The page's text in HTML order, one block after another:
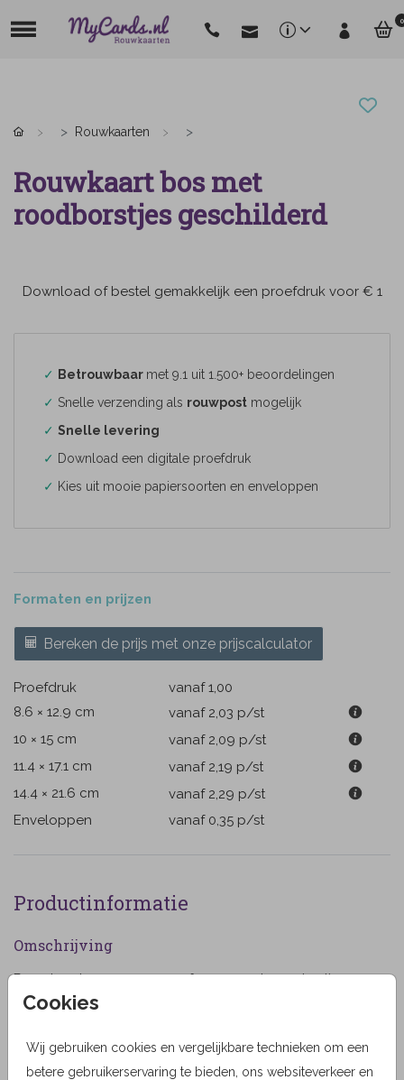
0
Cookies
Wij gebruiken cookies en vergelijkbare technieken om een
betere gebruikerservaring te bieden, ons websiteverkeer en
Rouwkaarten
Rouwkaart bos met
roodborstjes geschilderd
Download of bestel gemakkelijk een proefdruk voor € 1
✓ Betrouwbaar met 9.1 uit 1.500+ beoordelingen
✓ Snelle verzending als rouwpost mogelijk
✓ Snelle levering
✓ Download een digitale proefdruk
✓ Kies uit mooie papiersoorten en enveloppen
Formaten en prijzen
Bereken de prijs met onze prijscalculator
Proefdruk
vanaf 1,00
8.6 × 12.9 cm
vanaf 2,03 p/st
10 × 15 cm
vanaf 2,09 p/st
11.4 × 17.1 cm
vanaf 2,19 p/st
14.4 × 21.6 cm
vanaf 2,29 p/st
Enveloppen
vanaf 0,35 p/st
Productinformatie
Omschrijving
Rouwkaart voor een man of vrouw met een slootje,
bomen en roodborstje op de grond en een vogeltje in
Designer